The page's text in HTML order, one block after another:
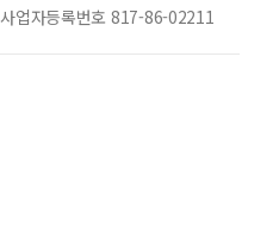
사업자등록번호 817-86-02211